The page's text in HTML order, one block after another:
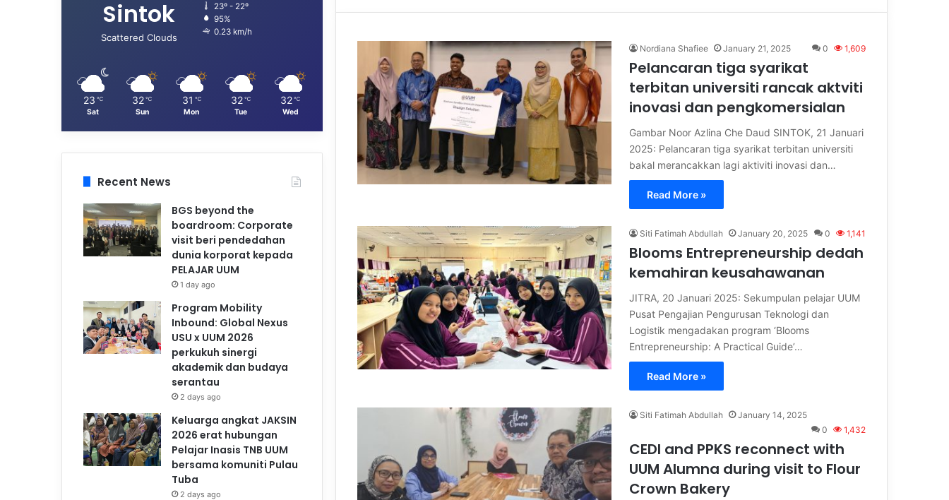
Nordiana Shafiee January 21, 2025 0 1,609
Pelancaran tiga syarikat
terbitan universiti rancak aktviti
inovasi dan pengkomersialan
Gambar Noor Azlina Che Daud SINTOK, 21 Januari
2025: Pelancaran tiga syarikat terbitan universiti
bakal merancakkan lagi aktiviti inovasi dan…
Read More »
Siti Fatimah Abdullah January 20, 2025 0 1,141
Blooms Entrepreneurship dedah
kemahiran keusahawanan
JITRA, 20 Januari 2025: Sekumpulan pelajar UUM
Pusat Pengajian Pengurusan Teknologi dan
Logistik mengadakan program ‘Blooms
Entrepreneurship: A Practical Guide’…
Read More »
Siti Fatimah Abdullah
January 14, 2025
0
1,432
CEDI and PPKS reconnect with
UUM Alumna during visit to Flour
Crown Bakery
Sintok
Scattered Clouds
23º - 22º
95%
0.23 km/h
23 ℃
Sat
32 ℃
Sun
31 ℃
Mon
32 ℃
Tue
32 ℃
Wed
Recent News
BGS beyond the
boardroom: Corporate
visit beri pendedahan
dunia korporat kepada
PELAJAR UUM
1 day ago
Program Mobility
Inbound: Global Nexus
USU x UUM 2026
perkukuh sinergi
akademik dan budaya
serantau
2 days ago
Keluarga angkat JAKSIN
2026 erat hubungan
Pelajar Inasis TNB UUM
bersama komuniti Pulau
Tuba
2 days ago